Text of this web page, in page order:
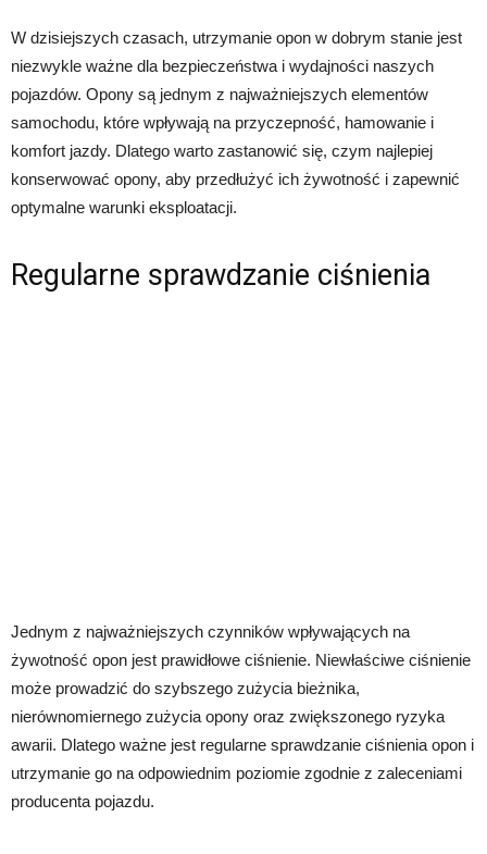
W dzisiejszych czasach, utrzymanie opon w dobrym stanie jest
niezwykle ważne dla bezpieczeństwa i wydajności naszych
pojazdów. Opony są jednym z najważniejszych elementów
samochodu, które wpływają na przyczepność, hamowanie i
komfort jazdy. Dlatego warto zastanowić się, czym najlepiej
konserwować opony, aby przedłużyć ich żywotność i zapewnić
optymalne warunki eksploatacji.
Regularne sprawdzanie ciśnienia
Jednym z najważniejszych czynników wpływających na
żywotność opon jest prawidłowe ciśnienie. Niewłaściwe ciśnienie
może prowadzić do szybszego zużycia bieżnika,
nierównomiernego zużycia opony oraz zwiększonego ryzyka
awarii. Dlatego ważne jest regularne sprawdzanie ciśnienia opon i
utrzymanie go na odpowiednim poziomie zgodnie z zaleceniami
producenta pojazdu.